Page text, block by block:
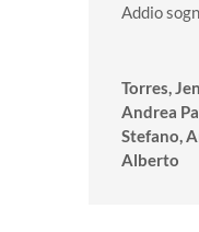
Addio
Torres,
Andrea
Stefano,
Alberto